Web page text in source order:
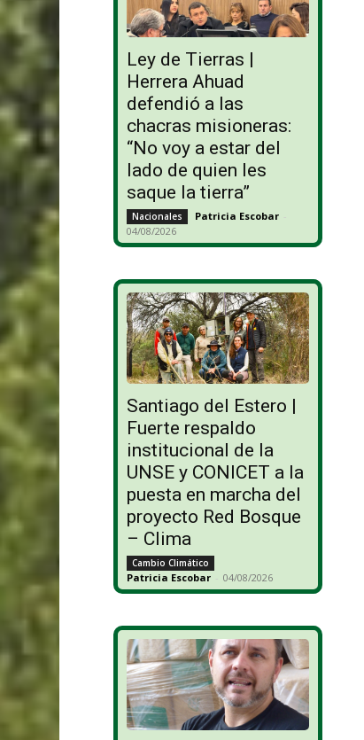
Ley de Tierras |
Herrera Ahuad
defendió a las
chacras misioneras:
“No voy a estar del
lado de quien les
saque la tierra”
Nacionales Patricia Escobar -
04/08/2026
Santiago del Estero |
Fuerte respaldo
institucional de la
UNSE y CONICET a la
puesta en marcha del
proyecto Red Bosque
– Clima
Cambio Climático
Patricia Escobar - 04/08/2026